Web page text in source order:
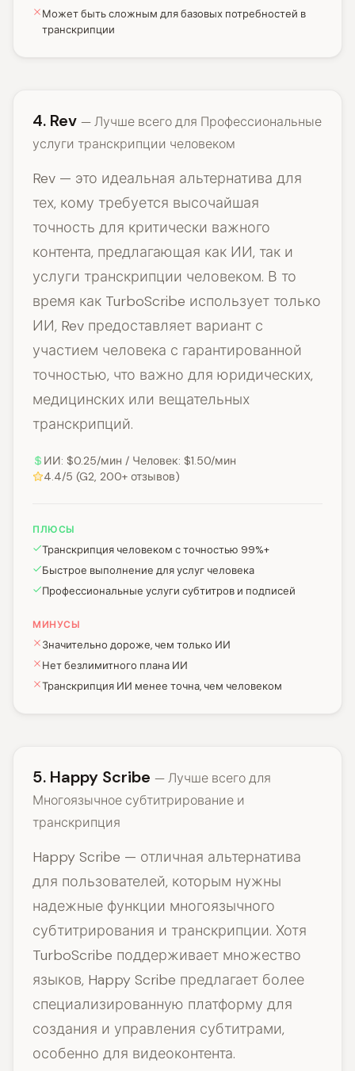
Может быть сложным для базовых потребностей в
транскрипции
4. Rev — Лучше всего для Профессиональные
услуги транскрипции человеком
Rev — это идеальная альтернатива для
тех, кому требуется высочайшая
точность для критически важного
контента, предлагающая как ИИ, так и
услуги транскрипции человеком. В то
время как TurboScribe использует только
ИИ, Rev предоставляет вариант с
участием человека с гарантированной
точностью, что важно для юридических,
медицинских или вещательных
транскрипций.
ИИ: $0.25/мин / Человек: $1.50/мин
4.4/5 (G2, 200+ отзывов)
ПЛЮСЫ
Транскрипция человеком с точностью 99%+
Быстрое выполнение для услуг человека
Профессиональные услуги субтитров и подписей
МИНУСЫ
Значительно дороже, чем только ИИ
Нет безлимитного плана ИИ
Транскрипция ИИ менее точна, чем человеком
5. Happy Scribe — Лучше всего для
Многоязычное субтитрирование и
транскрипция
Happy Scribe — отличная альтернатива
для пользователей, которым нужны
надежные функции многоязычного
субтитрирования и транскрипции. Хотя
TurboScribe поддерживает множество
языков, Happy Scribe предлагает более
специализированную платформу для
создания и управления субтитрами,
особенно для видеоконтента.